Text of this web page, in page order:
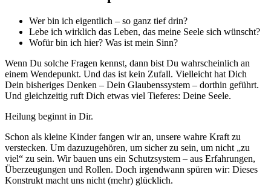
Wer bin ich eigentlich – so ganz tief drin?
Lebe ich wirklich das Leben, das meine Seele sich wünscht?
Wofür bin ich hier? Was ist mein Sinn?
Wenn Du solche Fragen kennst, dann bist Du wahrscheinlich an
einem Wendepunkt. Und das ist kein Zufall. Vielleicht hat Dich
Dein bisheriges Denken – Dein Glaubenssystem – dorthin geführt.
Und gleichzeitig ruft Dich etwas viel Tieferes: Deine Seele.
Heilung beginnt in Dir.
Schon als kleine Kinder fangen wir an, unsere wahre Kraft zu
verstecken. Um dazuzugehören, um sicher zu sein, um nicht „zu
viel“ zu sein. Wir bauen uns ein Schutzsystem – aus Erfahrungen,
Überzeugungen und Rollen. Doch irgendwann spüren wir: Dieses
Konstrukt macht uns nicht (mehr) glücklich.